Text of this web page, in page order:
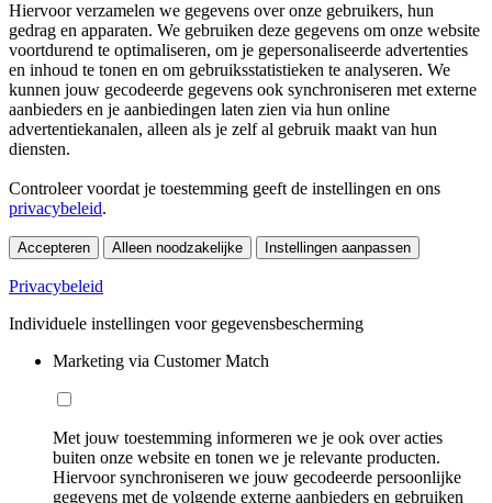
Hiervoor verzamelen we gegevens over onze gebruikers, hun
gedrag en apparaten. We gebruiken deze gegevens om onze website
voortdurend te optimaliseren, om je gepersonaliseerde advertenties
en inhoud te tonen en om gebruiksstatistieken te analyseren. We
kunnen jouw gecodeerde gegevens ook synchroniseren met externe
aanbieders en je aanbiedingen laten zien via hun online
advertentiekanalen, alleen als je zelf al gebruik maakt van hun
diensten.
Controleer voordat je toestemming geeft de instellingen en ons
privacybeleid.
Accepteren Alleen noodzakelijke Instellingen aanpassen
Privacybeleid
Individuele instellingen voor gegevensbescherming
Marketing via Customer Match
Met jouw toestemming informeren we je ook over acties
buiten onze website en tonen we je relevante producten.
Hiervoor synchroniseren we jouw gecodeerde persoonlijke
gegevens met de volgende externe aanbieders en gebruiken